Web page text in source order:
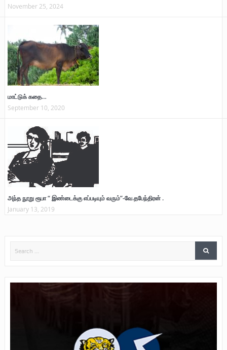
November 25, 2024
மாட்டுக் கதை…
September 10, 2020
அந்த நூறு ரூபா “ இண்டைக்கு எப்படியும் வரும்”-வே.தபேந்திரன் .
January 13, 2019